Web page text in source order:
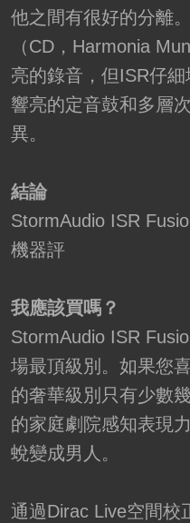
他之間有很好的分離
（CD，Harmonia
亮的錄音，但ISR仔細
響亮的定音鼓和多層
異。
結論
StormAudio ISR
機器評
我應該買嗎？
StormAudio ISR
場最頂級別。如果您
的奢華級別只有少數
的家庭劇院感知表現
蛻變成男人。
通過Dirac Live空間校